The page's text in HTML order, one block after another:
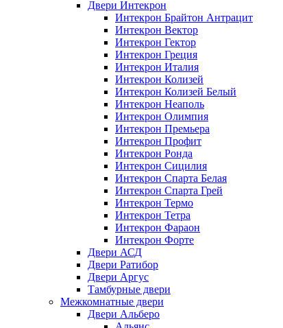
Двери Интекрон
Интекрон Брайтон Антрацит
Интекрон Вектор
Интекрон Гектор
Интекрон Греция
Интекрон Италия
Интекрон Колизей
Интекрон Колизей Белый
Интекрон Неаполь
Интекрон Олимпия
Интекрон Премьера
Интекрон Профит
Интекрон Ронда
Интекрон Сицилия
Интекрон Спарта Белая
Интекрон Спарта Грей
Интекрон Термо
Интекрон Тетра
Интекрон Фараон
Интекрон Форте
Двери АСД
Двери Ратибор
Двери Аргус
Тамбурные двери
Межкомнатные двери
Двери Альберо